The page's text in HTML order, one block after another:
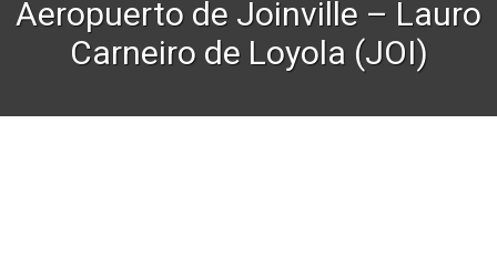
Aeropuerto de Joinville – Lauro
Carneiro de Loyola (JOI)